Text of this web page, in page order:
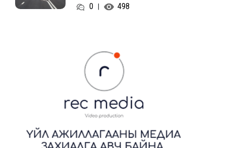
0 498